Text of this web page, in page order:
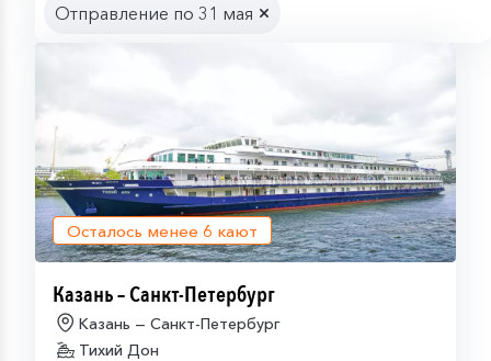
Отправление по 31 мая
Осталось менее 6 кают
Казань – Санкт-Петербург
Казань — Санкт-Петербург
Тихий Дон